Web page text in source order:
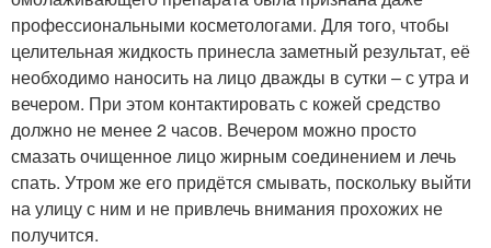
профессиональными косметологами. Для того, чтобы
целительная жидкость принесла заметный результат, её
необходимо наносить на лицо дважды в сутки – с утра и
вечером. При этом контактировать с кожей средство
должно не менее 2 часов. Вечером можно просто
смазать очищенное лицо жирным соединением и лечь
спать. Утром же его придётся смывать, поскольку выйти
на улицу с ним и не привлечь внимания прохожих не
получится.